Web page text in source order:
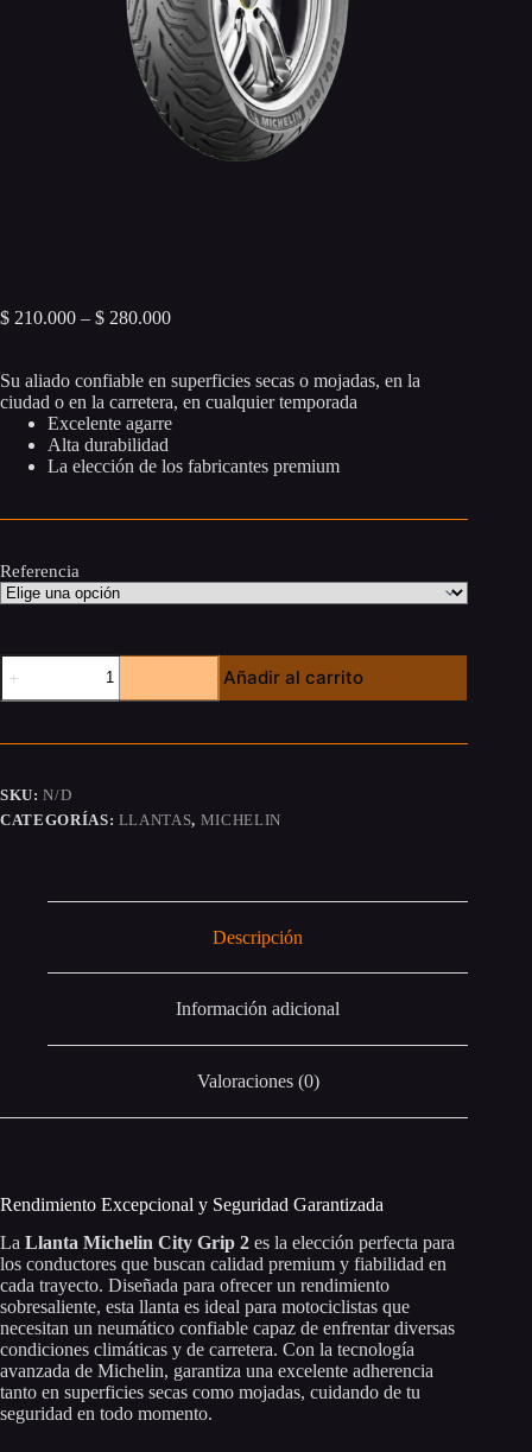
$ 210.000 – $ 280.000Price
through
$ 280.000
Su aliado confiable en superficies secas o mojadas, en la
ciudad o en la carretera, en cualquier temporada
Excelente agarre
Alta durabilidad
La elección de los fabricantes premium
Referencia
Michelin
City
Grip
cantidad
Añadir al carrito
SKU:N/D
CATEGORÍAS: LLANTAS, MICHELIN
Descripción
Información adicional
Valoraciones (0)
Rendimiento Excepcional y Seguridad Garantizada
La Llanta Michelin City Grip 2 es la elección perfecta para
los conductores que buscan calidad premium y fiabilidad en
cada trayecto. Diseñada para ofrecer un rendimiento
sobresaliente, esta llanta es ideal para motociclistas que
necesitan un neumático confiable capaz de enfrentar diversas
condiciones climáticas y de carretera. Con la tecnología
avanzada de Michelin, garantiza una excelente adherencia
tanto en superficies secas como mojadas, cuidando de tu
seguridad en todo momento.